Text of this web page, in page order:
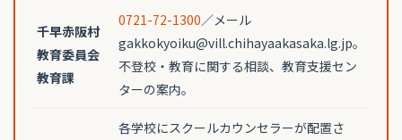
千早赤阪村
教育委員会
教育課
0721-72-1300／メール
gakkokyoiku@vill.chihayaakasaka.lg.jp。
不登校・教育に関する相談、教育支援セン
ターの案内。
各学校にスクールカウンセラーが配置さ